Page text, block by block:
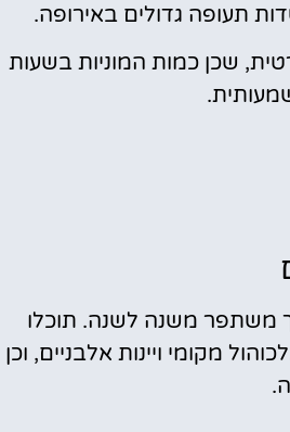
תעופה גדולים באירופה.
שכן כמות המוניות בשעות
משתפר משנה לשנה. תוכלו
מקומי ויינות אלבניים, וכן